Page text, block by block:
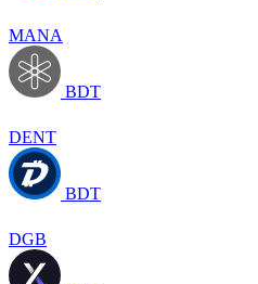
MANA
BDT
DENT
BDT
DGB